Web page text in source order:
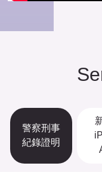
警察刑事
紀錄證明